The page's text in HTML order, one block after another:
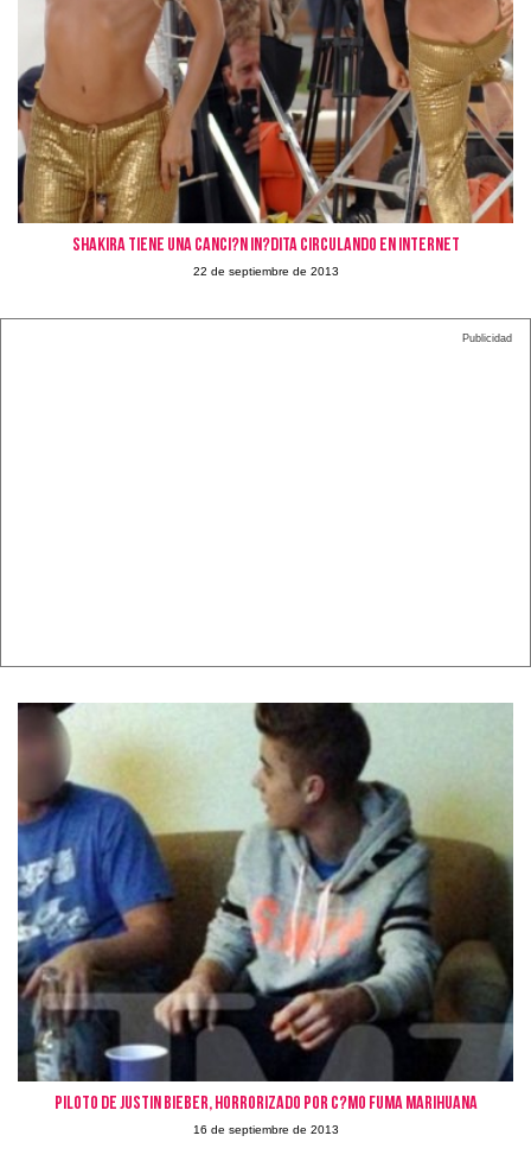
Shakira tiene una canci?n in?dita circulando en internet
22 de septiembre de 2013
Publicidad
Piloto de Justin Bieber, horrorizado por c?mo fuma marihuana
16 de septiembre de 2013